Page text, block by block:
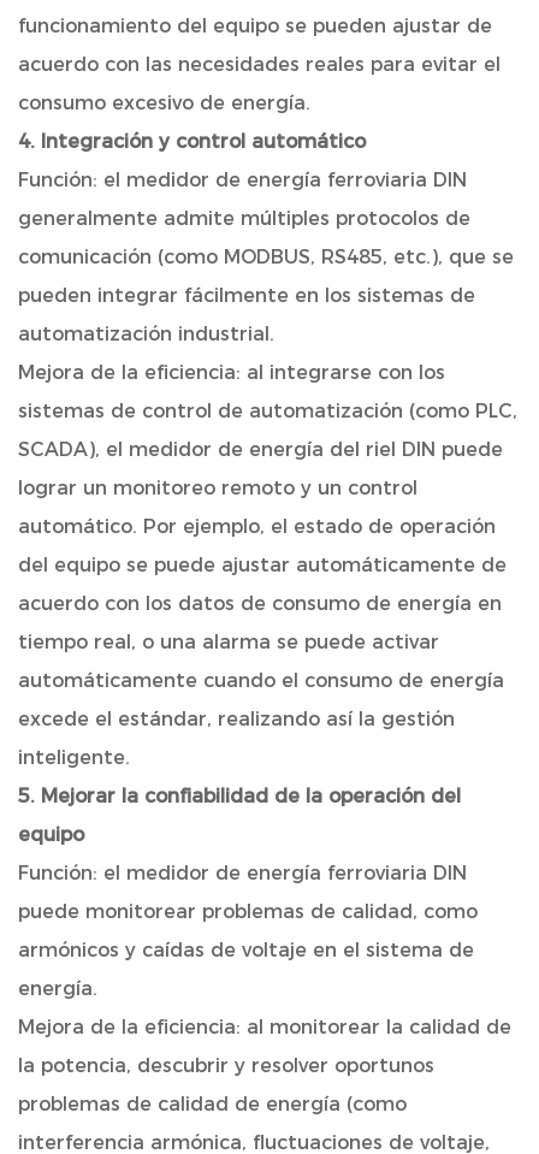
funcionamiento del equipo se pueden ajustar de
acuerdo con las necesidades reales para evitar el
consumo excesivo de energía.
4. Integración y control automático
Función: el medidor de energía ferroviaria DIN
generalmente admite múltiples protocolos de
comunicación (como MODBUS, RS485, etc.), que se
pueden integrar fácilmente en los sistemas de
automatización industrial.
Mejora de la eficiencia: al integrarse con los
sistemas de control de automatización (como PLC,
SCADA), el medidor de energía del riel DIN puede
lograr un monitoreo remoto y un control
automático. Por ejemplo, el estado de operación
del equipo se puede ajustar automáticamente de
acuerdo con los datos de consumo de energía en
tiempo real, o una alarma se puede activar
automáticamente cuando el consumo de energía
excede el estándar, realizando así la gestión
inteligente.
5. Mejorar la confiabilidad de la operación del
equipo
Función: el medidor de energía ferroviaria DIN
puede monitorear problemas de calidad, como
armónicos y caídas de voltaje en el sistema de
energía.
Mejora de la eficiencia: al monitorear la calidad de
la potencia, descubrir y resolver oportunos
problemas de calidad de energía (como
interferencia armónica, fluctuaciones de voltaje,